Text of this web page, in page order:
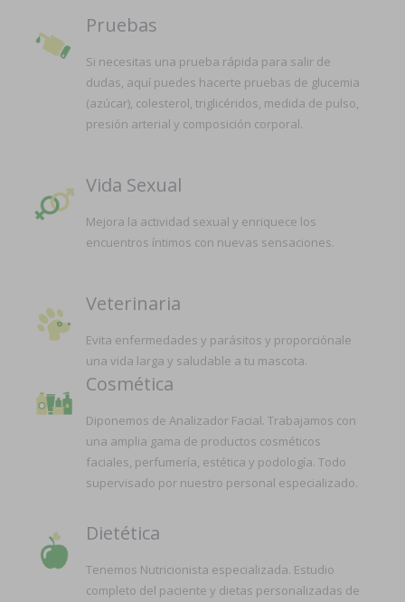
Pruebas
Si necesitas una prueba rápida para salir de
dudas, aquí puedes hacerte pruebas de glucemia
(azúcar), colesterol, triglicéridos, medida de pulso,
presión arterial y composición corporal.
Vida Sexual
Mejora la actividad sexual y enriquece los
encuentros íntimos con nuevas sensaciones.
Veterinaria
Evita enfermedades y parásitos y proporciónale
una vida larga y saludable a tu mascota.
Cosmética
Diponemos de Analizador Facial. Trabajamos con
una amplia gama de productos cosméticos
faciales, perfumería, estética y podología. Todo
supervisado por nuestro personal especializado.
Dietética
Tenemos Nutricionista especializada. Estudio
completo del paciente y dietas personalizadas de